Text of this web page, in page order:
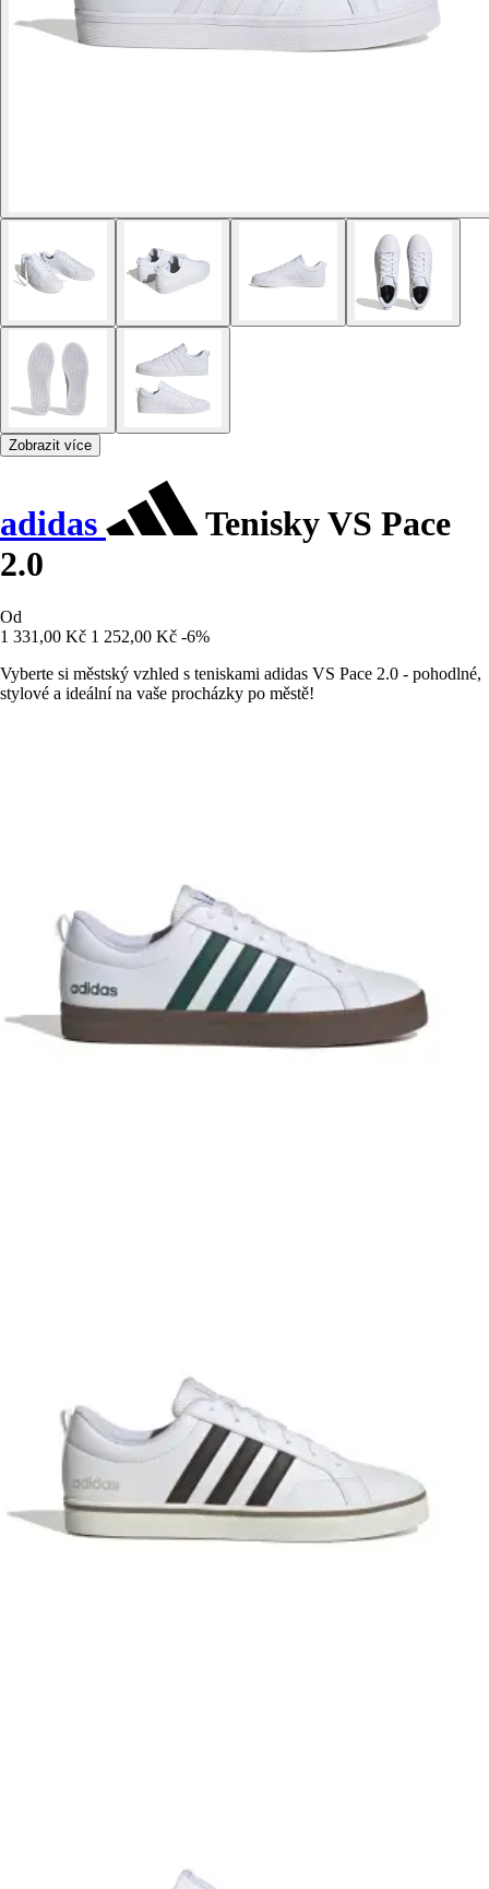
Zobrazit více
adidas
Tenisky VS Pace
2.0
Od
1 331,00 Kč 1 252,00 Kč -6%
Vyberte si městský vzhled s teniskami adidas VS Pace 2.0 - pohodlné,
stylové a ideální na vaše procházky po městě!